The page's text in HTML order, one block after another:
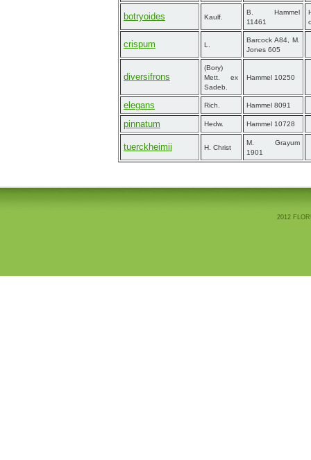
botryoides Kaulf.
B. Hammel
11461
crispum L.
Barcock A84, M.
Jones 605
diversifrons
(Bory)
Mett. ex
Sadeb.
Hammel 10250
elegans Rich. Hammel 8091
pinnatum Hedw. Hammel 10728
tuerckheimii H. Christ
M. Grayum
1901
2012